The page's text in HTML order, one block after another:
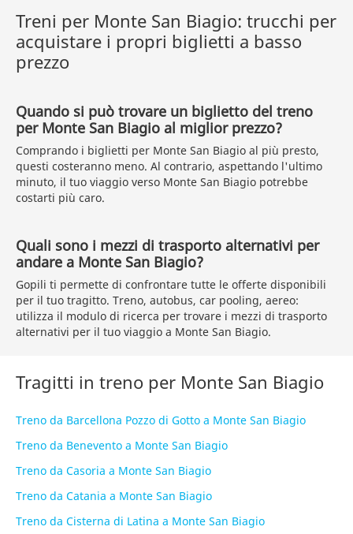
Treni per Monte San Biagio: trucchi per
acquistare i propri biglietti a basso
prezzo
Quando si può trovare un biglietto del treno
per Monte San Biagio al miglior prezzo?
Comprando i biglietti per Monte San Biagio al più presto,
questi costeranno meno. Al contrario, aspettando l'ultimo
minuto, il tuo viaggio verso Monte San Biagio potrebbe
costarti più caro.
Quali sono i mezzi di trasporto alternativi per
andare a Monte San Biagio?
Gopili ti permette di confrontare tutte le offerte disponibili
per il tuo tragitto. Treno, autobus, car pooling, aereo:
utilizza il modulo di ricerca per trovare i mezzi di trasporto
alternativi per il tuo viaggio a Monte San Biagio.
Tragitti in treno per Monte San Biagio
Treno da Barcellona Pozzo di Gotto a Monte San Biagio
Treno da Benevento a Monte San Biagio
Treno da Casoria a Monte San Biagio
Treno da Catania a Monte San Biagio
Treno da Cisterna di Latina a Monte San Biagio